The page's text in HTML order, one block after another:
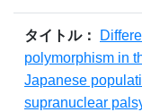
タイトル：
polymorphism in
Japanese
supranuclear